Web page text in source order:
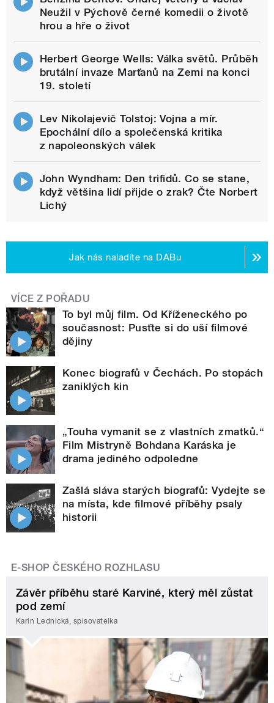
Neužil v Pýchově černé komedii o životě
hrou a hře o život
Herbert George Wells: Válka světů. Průběh
brutální invaze Marťanů na Zemi na konci
19. století
Lev Nikolajevič Tolstoj: Vojna a mír.
Epochální dílo a společenská kritika
z napoleonských válek
John Wyndham: Den trifidů. Co se stane,
když většina lidí přijde o zrak? Čte Norbert
Lichý
Jak nás naladíte na DABu
VÍCE Z POŘADU
To byl můj film. Od Kříženeckého po
současnost: Pusťte si do uší filmové
dějiny
Konec biografů v Čechách. Po stopách
zaniklých kin
„Touha vymanit se z vlastních zmatků.“
Film Mistryně Bohdana Karáska je
drama jediného odpoledne
Zašlá sláva starých biografů: Vydejte se
na místa, kde filmové příběhy psaly
historii
E-SHOP ČESKÉHO ROZHLASU
Závěr příběhu staré Karviné, který měl zůstat
pod zemí
Karin Lednická, spisovatelka